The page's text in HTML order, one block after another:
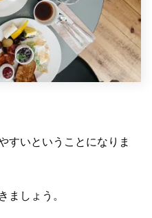
すいということになりま
ましょう。